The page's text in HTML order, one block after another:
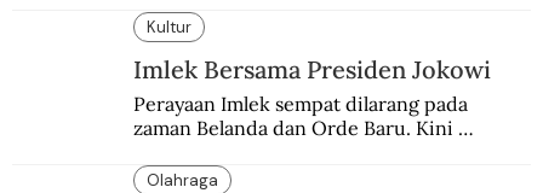
Kultur
Imlek Bersama Presiden Jokowi
Perayaan Imlek sempat dilarang pada
zaman Belanda dan Orde Baru. Kini
Olahraga